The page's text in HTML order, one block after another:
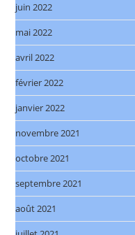
juin 2022
mai 2022
avril 2022
février 2022
janvier 2022
novembre 2021
octobre 2021
septembre 2021
août 2021